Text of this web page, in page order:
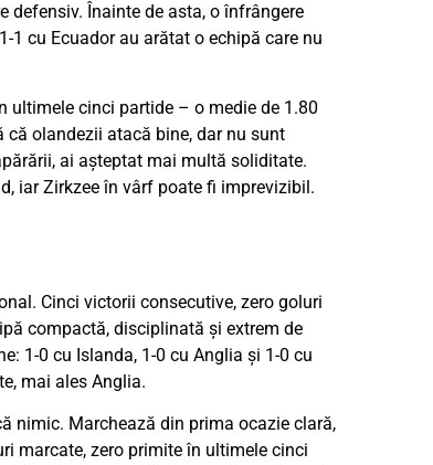
defensiv. Înainte de asta, o înfrângere
1 cu Ecuador au arătat o echipă care nu
ultimele cinci partide – o medie de 1.80
olandezii atacă bine, dar nu sunt
ai așteptat mai multă soliditate.
iar Zirkzee în vârf poate fi imprevizibil.
Cinci victorii consecutive, zero goluri
compactă, disciplinată și extrem de
1-0 cu Islanda, 1-0 cu Anglia și 1-0 cu
mai ales Anglia.
nimic. Marchează din prima ocazie clară,
marcate, zero primite în ultimele cinci